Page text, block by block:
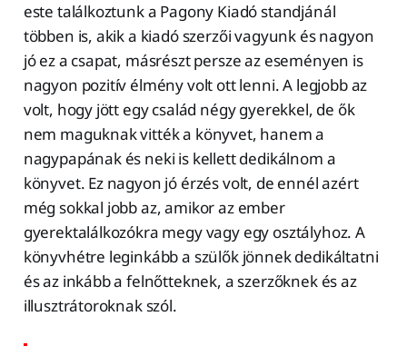
este találkoztunk a Pagony Kiadó standjánál
többen is, akik a kiadó szerzői vagyunk és nagyon
jó ez a csapat, másrészt persze az eseményen is
nagyon pozitív élmény volt ott lenni. A legjobb az
volt, hogy jött egy család négy gyerekkel, de ők
nem maguknak vitték a könyvet, hanem a
nagypapának és neki is kellett dedikálnom a
könyvet. Ez nagyon jó érzés volt, de ennél azért
még sokkal jobb az, amikor az ember
gyerektalálkozókra megy vagy egy osztályhoz. A
könyvhétre leginkább a szülők jönnek dedikáltatni
és az inkább a felnőtteknek, a szerzőknek és az
illusztrátoroknak szól.